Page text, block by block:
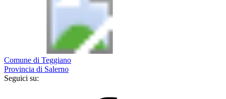
Comune di Teggiano
Provincia di Salerno
Seguici su: